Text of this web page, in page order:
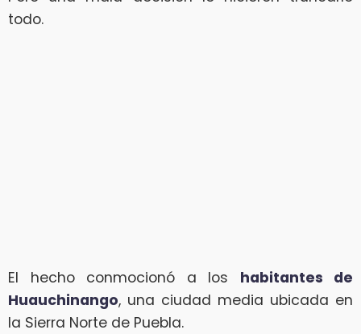
todo.
El hecho conmocionó a los habitantes de
Huauchinango, una ciudad media ubicada en
la Sierra Norte de Puebla.